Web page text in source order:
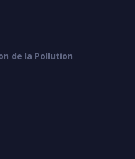
de la Pollution